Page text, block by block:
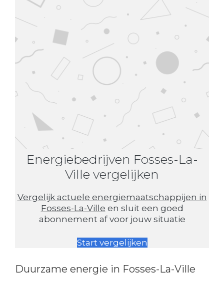
Energiebedrijven Fosses-La-
Ville vergelijken
Vergelijk actuele energiemaatschappijen in
Fosses-La-Ville en sluit een goed
abonnement af voor jouw situatie
Start vergelijken
Duurzame energie in Fosses-La-Ville